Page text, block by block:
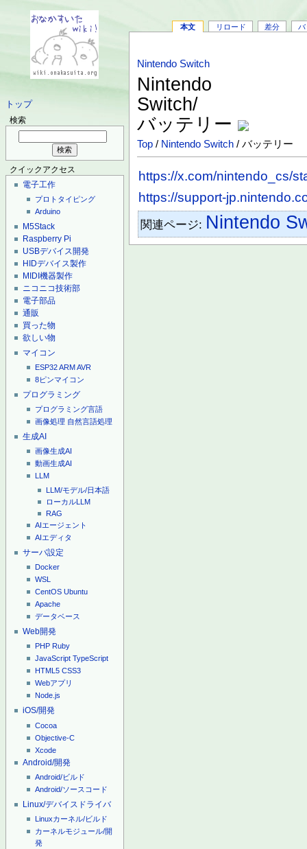
トップ
検索
クイックアクセス
電子工作
プロトタイピング
Arduino
M5Stack
Raspberry Pi
USBデバイス開発
HIDデバイス製作
MIDI機器製作
ニコニコ技術部
電子部品
通販
買った物
欲しい物
マイコン
ESP32ARMAVR
8ピンマイコン
プログラミング
プログラミング言語
画像処理 自然言語処理
生成AI
画像生成AI
動画生成AI
LLM
LLM/モデル/日本語
ローカルLLM
RAG
AIエージェント
AIエディタ
サーバ設定
Docker
WSL
CentOS Ubuntu
Apache
データベース
Web開発
PHP Ruby
JavaScript TypeScript
HTML5 CSS3
Webアプリ
Node.js
iOS/開発
Cocoa
Objective-C
Xcode
Android/開発
Android/ビルド
Android/ソースコード
Linux/デバイスドライバ
Linuxカーネル/ビルド
カーネルモジュール/開
発
本文 リロード 差分 バ
Nintendo Switch
Nintendo
Switch/
バッテリー
Top / Nintendo Switch / バッテリー
https://x.com/nintendo_cs/
https://support-
関連ページ: Nintendo